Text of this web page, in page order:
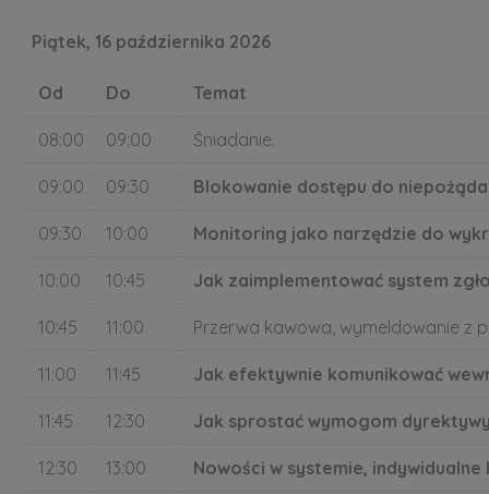
Piątek, 16 października 2026
Od Do Temat
08:00 09:00 Śniadanie.
09:00 09:30 Blokowanie dostępu do
09:30 10:00 Monitoring jako narzędzie do
10:00 10:45 Jak zaimplementować system
10:45 11:00 Przerwa kawowa, wymeldowanie z
11:00 11:45 Jak efektywnie komunikować
11:45 12:30 Jak sprostać wymogom
12:30 13:00 Nowości w systemie,